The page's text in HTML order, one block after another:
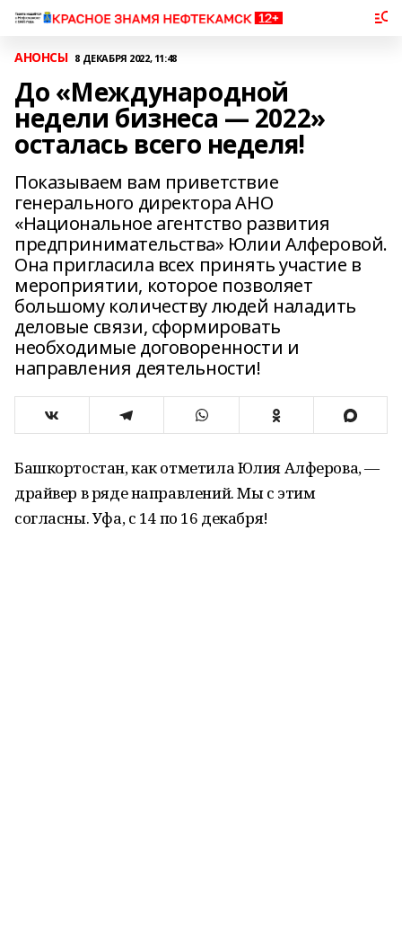
АНОНСЫ 8 ДЕКАБРЯ 2022, 11:48
До «Международной
недели бизнеса — 2022»
осталась всего неделя!
Показываем вам приветствие
генерального директора АНО
«Национальное агентство развития
предпринимательства» Юлии Алферовой.
Она пригласила всех принять участие в
мероприятии, которое позволяет
большому количеству людей наладить
деловые связи, сформировать
необходимые договоренности и
направления деятельности!
Башкортостан, как отметила Юлия Алферова, —
драйвер в ряде направлений. Мы с этим
согласны. Уфа, с 14 по 16 декабря!